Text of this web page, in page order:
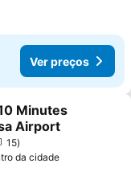
Ver preços
favoritos
Minutes
Airport
15
da cidade